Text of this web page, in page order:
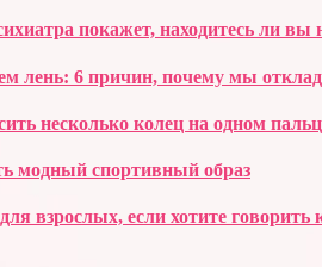
покажет, находитесь ли
лень: 6 причин, почему мы
несколько колец на одном
модный спортивный образ
взрослых, если хотите говорить